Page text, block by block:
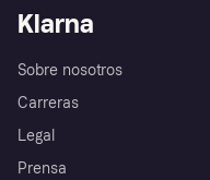
Klarna
Sobre nosotros
Carreras
Legal
Prensa